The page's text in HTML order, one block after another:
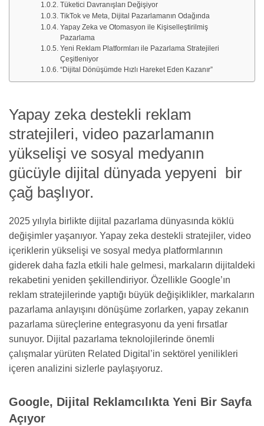
Tüketici Davranışları Değişiyor
TikTok ve Meta, Dijital Pazarlamanın Odağında
Yapay Zeka ve Otomasyon ile Kişiselleştirilmiş
Pazarlama
Yeni Reklam Platformları ile Pazarlama Stratejileri
Çeşitleniyor
“Dijital Dönüşümde Hızlı Hareket Eden Kazanır”
Yapay zeka destekli reklam
stratejileri, video pazarlamanın
yükselişi ve sosyal medyanın
gücüyle dijital dünyada yepyeni bir
çağ başlıyor.
2025 yılıyla birlikte dijital pazarlama dünyasında köklü
değişimler yaşanıyor. Yapay zeka destekli stratejiler, video
içeriklerin yükselişi ve sosyal medya platformlarının
giderek daha fazla etkili hale gelmesi, markaların dijitaldeki
rekabetini yeniden şekillendiriyor. Özellikle Google’ın
reklam stratejilerinde yaptığı büyük değişiklikler, markaların
pazarlama anlayışını dönüşüme zorlarken, yapay zekanın
pazarlama süreçlerine entegrasyonu da yeni fırsatlar
sunuyor. Dijital pazarlama teknolojilerinde önemli
çalışmalar yürüten Related Digital’in sektörel yenilikleri
içeren analizini sizlerle paylaşıyoruz.
Google, Dijital Reklamcılıkta Yeni Bir Sayfa
Açıyor